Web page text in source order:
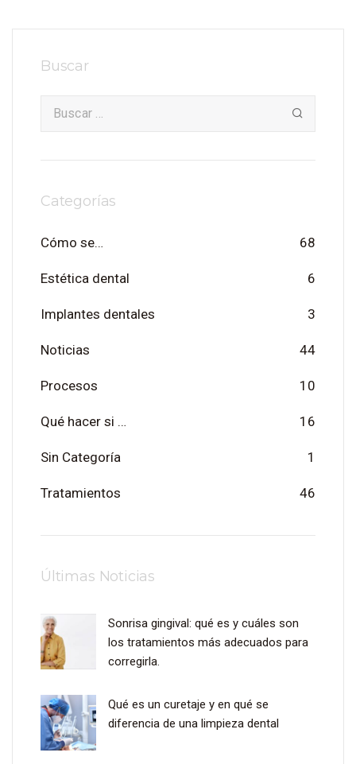
Buscar
Categorías
Cómo se… 68
Estética dental 6
Implantes dentales 3
Noticias 44
Procesos 10
Qué hacer si … 16
Sin Categoría 1
Tratamientos 46
Últimas Noticias
Sonrisa gingival: qué es y cuáles son
los tratamientos más adecuados para
corregirla.
Qué es un curetaje y en qué se
diferencia de una limpieza dental